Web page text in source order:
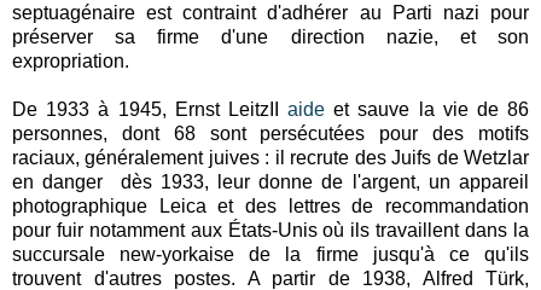
septuagénaire est contraint d'adhérer au Parti nazi pour
préserver sa firme d'une direction nazie, et son
expropriation.
De 1933 à 1945, Ernst LeitzII aide et sauve la vie de 86
personnes, dont 68 sont persécutées pour des motifs
raciaux, généralement juives : il recrute des Juifs de Wetzlar
en danger dès 1933, leur donne de l'argent, un appareil
photographique Leica et des lettres de recommandation
pour fuir notamment aux États-Unis où ils travaillent dans la
succursale new-yorkaise de la firme jusqu'à ce qu'ils
trouvent d'autres postes. A partir de 1938, Alfred Türk,